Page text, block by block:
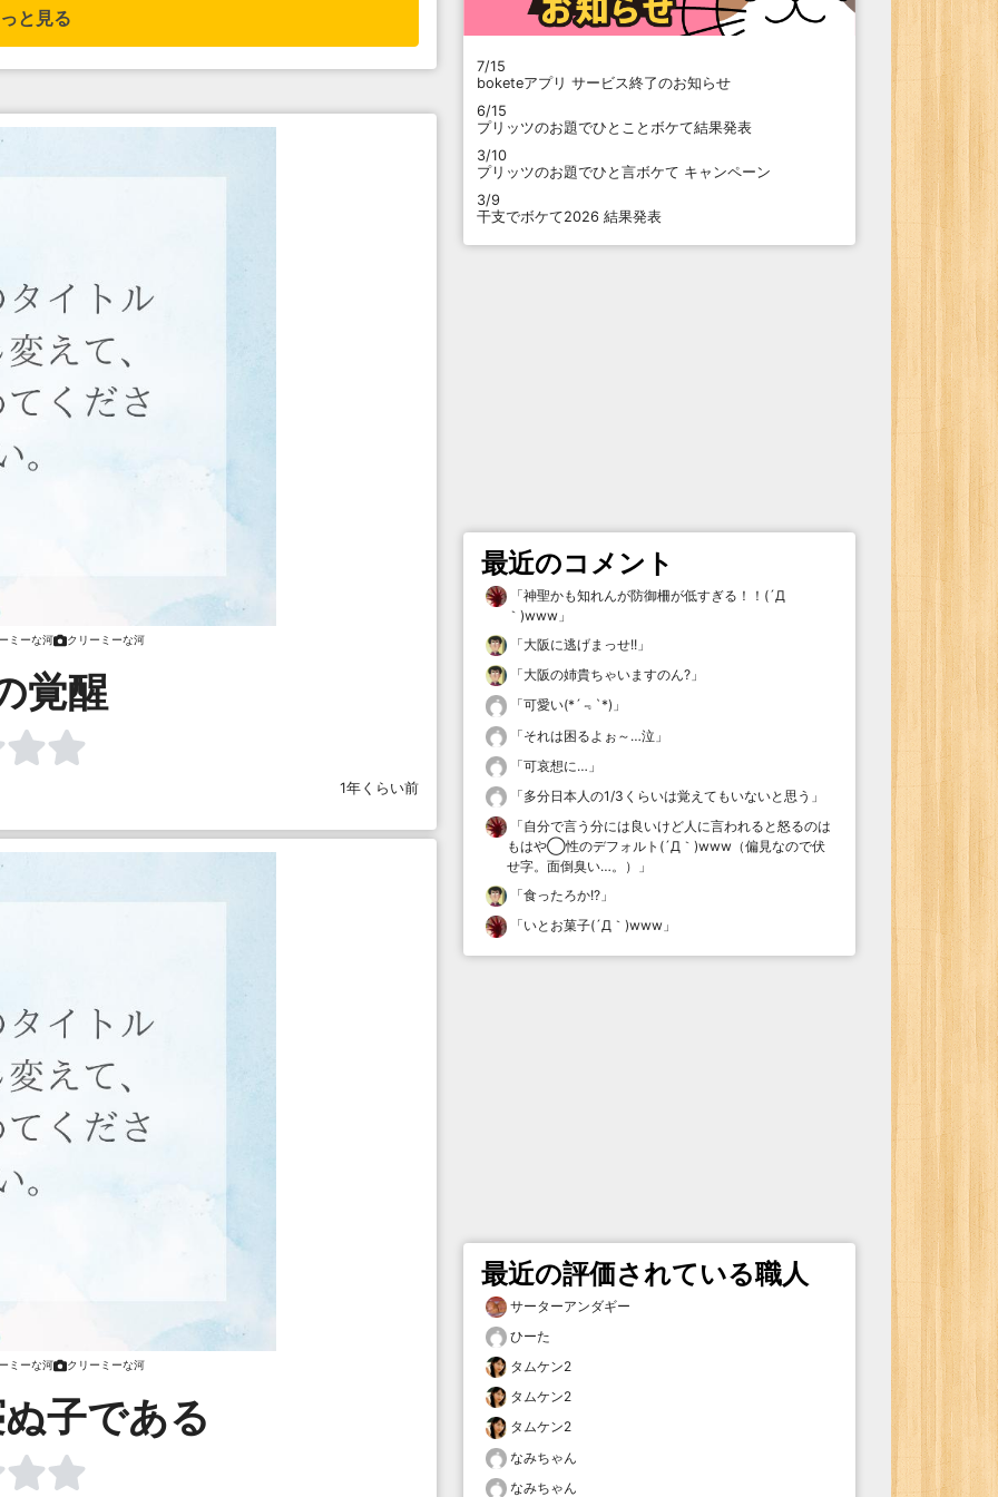
と見る
ミーな河 クリーミーな河
覚醒
1年くらい前
ミーな河 クリーミーな河
子である
7/15
boketeアプリ サービス終了のお知らせ
6/15
プリッツのお題でひとことボケて結果発表
3/10
プリッツのお題でひと言ボケて キャンペーン
3/9
干支でボケて2026 結果発表
最近のコメント
「神聖かも知れんが防御柵が低すぎる！！(´Д
｀)www 」
「大阪に逃げまっせ!! 」
「大阪の姉貴ちゃいますのん? 」
「可愛い(*´﹃`*) 」
「それは困るよぉ～…泣 」
「可哀想に… 」
「多分日本人の1/3くらいは覚えてもいないと思う 」
「自分で言う分には良いけど人に言われると怒るのは
もはや◯性のデフォルト(´Д｀)www（偏見なので伏
せ字。面倒臭い…。）
」
「食ったろか!? 」
「いとお菓子(´Д｀)www 」
最近の評価されている職人
サーターアンダギー
ひーた
タムケン2
タムケン2
タムケン2
なみちゃん
なみちゃん